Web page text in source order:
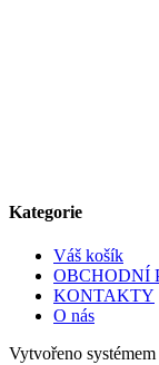
Kategorie
Váš košík
OBCHODNÍ
KONTAKTY
O nás
Vytvořeno systémem